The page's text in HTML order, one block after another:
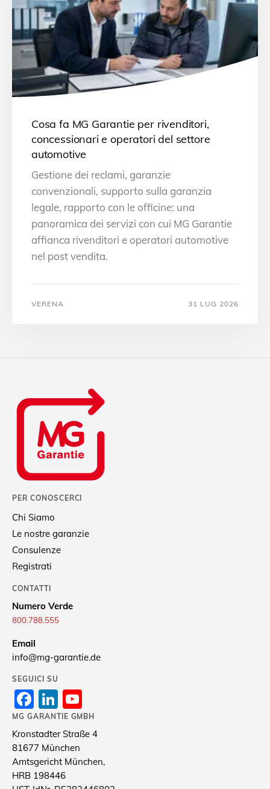
Cosa fa MG Garantie per rivenditori,
concessionari e operatori del settore
automotive
Gestione dei reclami, garanzie
convenzionali, supporto sulla garanzia
legale, rapporto con le officine: una
panoramica dei servizi con cui MG Garantie
affianca rivenditori e operatori automotive
nel post vendita.
VERENA 31 LUG 2026
PER CONOSCERCI
Chi Siamo
Le nostre garanzie
Consulenze
Registrati
CONTATTI
Numero Verde
800.788.555
Email
info@mg-garantie.de
SEGUICI SU
Facebook
LinkedIn
Channel
MG GARANTIE GMBH
Kronstadter Straße 4
81677 München
Amtsgericht München,
HRB 198446